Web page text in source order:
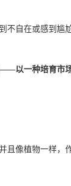
自在或感到尴
以一种培育市
且像植物一样，